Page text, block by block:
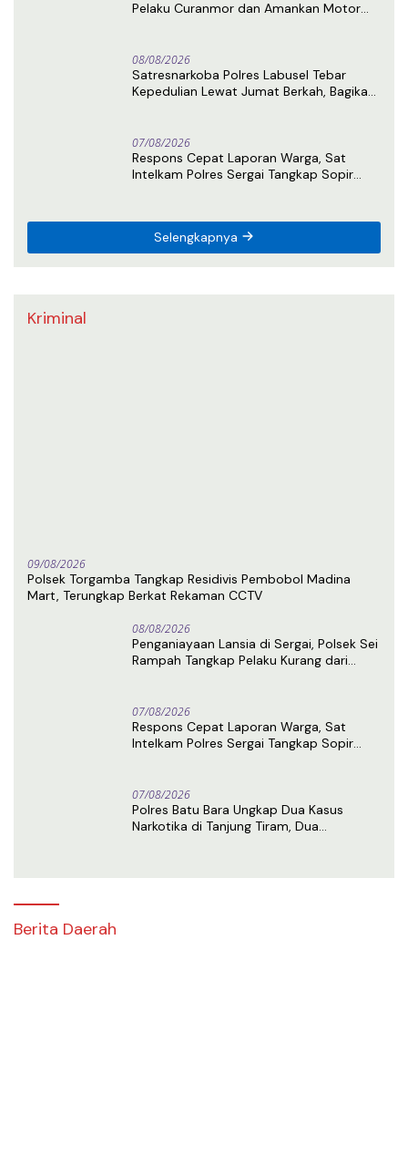
Pelaku Curanmor dan Amankan Motor
08/08/2026
Satresnarkoba Polres Labusel Tebar
Kepedulian Lewat Jumat Berkah, Bagikan
07/08/2026
Respons Cepat Laporan Warga, Sat
Intelkam Polres Sergai Tangkap Sopir
Selengkapnya
Kriminal
09/08/2026
Polsek Torgamba Tangkap Residivis Pembobol Madina
Mart, Terungkap Berkat Rekaman CCTV
08/08/2026
Penganiayaan Lansia di Sergai, Polsek Sei
Rampah Tangkap Pelaku Kurang dari
07/08/2026
Respons Cepat Laporan Warga, Sat
Intelkam Polres Sergai Tangkap Sopir
07/08/2026
Polres Batu Bara Ungkap Dua Kasus
Narkotika di Tanjung Tiram, Dua
Berita Daerah